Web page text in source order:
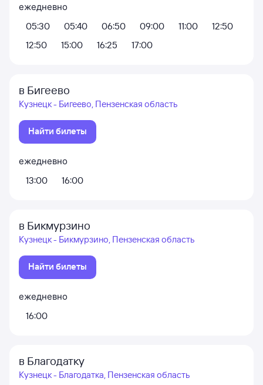
ежедневно
05:30
05:40 06:50 09:00 11:00
12:50
12:50
15:00 16:25 17:00
в Бигеево
Кузнецк - Бигеево, Пензенская область
Найти билеты
ежедневно
13:00
16:00
в Бикмурзино
Кузнецк - Бикмурзино, Пензенская область
Найти билеты
ежедневно
16:00
в Благодатку
Кузнецк - Благодатка, Пензенская область